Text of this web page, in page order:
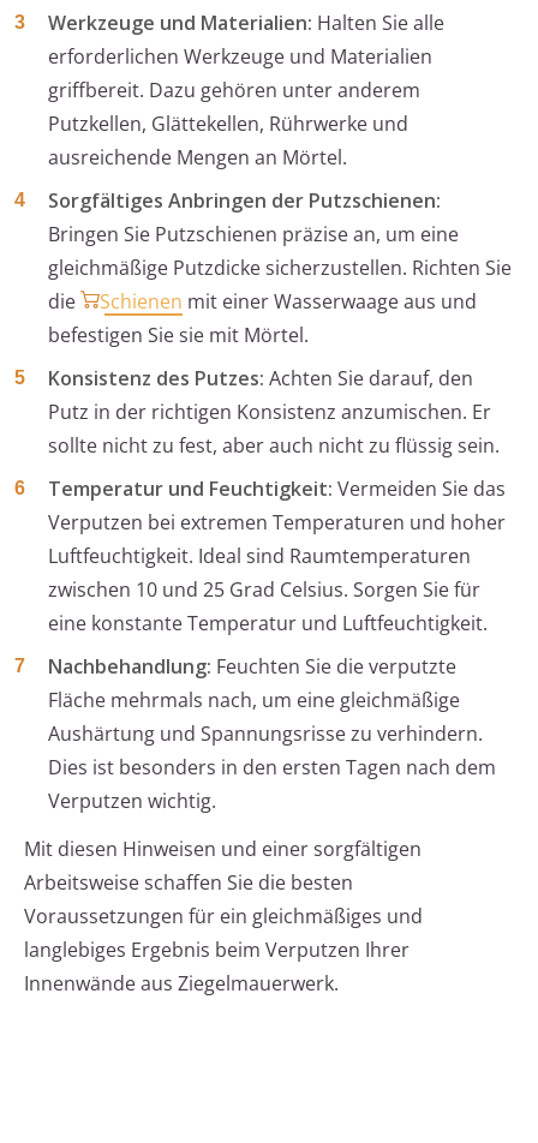
Werkzeuge und Materialien: Halten Sie alle
erforderlichen Werkzeuge und Materialien
griffbereit. Dazu gehören unter anderem
Putzkellen, Glättekellen, Rührwerke und
ausreichende Mengen an Mörtel.
Sorgfältiges Anbringen der Putzschienen:
Bringen Sie Putzschienen präzise an, um eine
gleichmäßige Putzdicke sicherzustellen. Richten Sie
die
Schienen mit einer Wasserwaage aus und
befestigen Sie sie mit Mörtel.
Konsistenz des Putzes: Achten Sie darauf, den
Putz in der richtigen Konsistenz anzumischen. Er
sollte nicht zu fest, aber auch nicht zu flüssig sein.
Temperatur und Feuchtigkeit: Vermeiden Sie das
Verputzen bei extremen Temperaturen und hoher
Luftfeuchtigkeit. Ideal sind Raumtemperaturen
zwischen 10 und 25 Grad Celsius. Sorgen Sie für
eine konstante Temperatur und Luftfeuchtigkeit.
Nachbehandlung: Feuchten Sie die verputzte
Fläche mehrmals nach, um eine gleichmäßige
Aushärtung und Spannungsrisse zu verhindern.
Dies ist besonders in den ersten Tagen nach dem
Verputzen wichtig.
Mit diesen Hinweisen und einer sorgfältigen
Arbeitsweise schaffen Sie die besten
Voraussetzungen für ein gleichmäßiges und
langlebiges Ergebnis beim Verputzen Ihrer
Innenwände aus Ziegelmauerwerk.